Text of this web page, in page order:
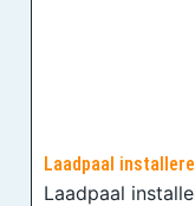
Laadpaal
Laadpaal